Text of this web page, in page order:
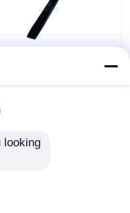
42Cr 180mm ハイ
イセル
looking